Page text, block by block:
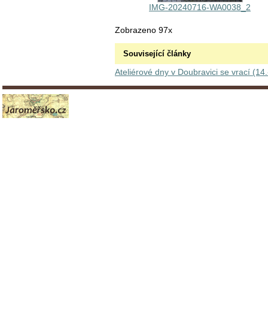
IMG-20240716-WA0038_2
Zobrazeno 97x
Související články
Ateliérové dny v Doubravici se vrací